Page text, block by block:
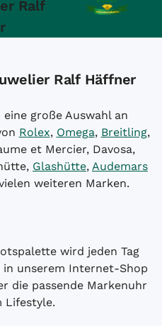
Ralf
Ralf Häffner
große Auswahl an
Rolex, Omega, Breitling,
et Mercier, Davosa,
Glashütte, Audemars
weiteren Marken.
wird jeden Tag
unserem Internet-Shop
die passende Markenuhr
Lifestyle.